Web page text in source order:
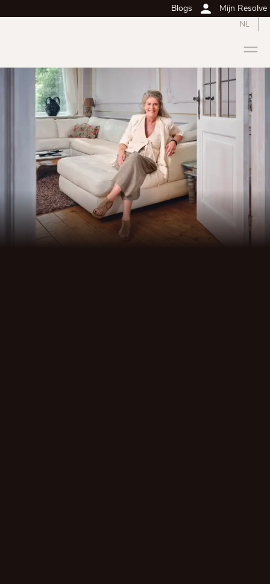
Blogs Mijn Resolve
NL